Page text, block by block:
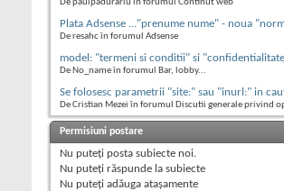
De paulpadurariu în forumul Continut web
Plata Adsense ..."prenume nume" - noua
De resahc în forumul Adsense
model: "termeni si conditii" si
De No_name în forumul Bar, lobby...
Se folosesc parametrii "site:" sau "inurl:" in
De Cristian Mezei în forumul Discutii generale privind
Permisiuni postare
Nu puteţi posta subiecte noi.
Nu puteţi răspunde la subiecte
Nu puteţi adăuga ataşamente